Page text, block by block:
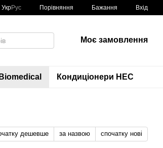
УкрРус Порівняння Бажання Вхід
Моє замовлення
Кондиціонери HEC
дешевше за назвою спочатку нові